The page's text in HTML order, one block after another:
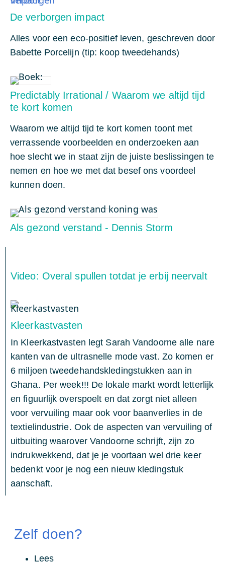
De verborgen impact
Alles voor een eco-positief leven, geschreven door
Babette Porcelijn (tip: koop tweedehands)
Predictably Irrational / Waarom we altijd tijd
te kort komen
Waarom we altijd tijd te kort komen toont met
verrassende voorbeelden en onderzoeken aan
hoe slecht we in staat zijn de juiste beslissingen te
nemen en hoe we met dat besef ons voordeel
kunnen doen.
Als gezond verstand - Dennis Storm
Video: Overal spullen totdat je erbij neervalt
Kleerkastvasten
In Kleerkastvasten legt Sarah Vandoorne alle nare
kanten van de ultrasnelle mode vast. Zo komen er
6 miljoen tweedehandskledingstukken aan in
Ghana. Per week!!! De lokale markt wordt letterlijk
en figuurlijk overspoelt en dat zorgt niet alleen
voor vervuiling maar ook voor baanverlies in de
textielindustrie. Ook de aspecten van vervuiling of
uitbuiting waarover Vandoorne schrijft, zijn zo
indrukwekkend, dat je je voortaan wel drie keer
bedenkt voor je nog een nieuw kledingstuk
aanschaft.
Zelf doen?
Lees